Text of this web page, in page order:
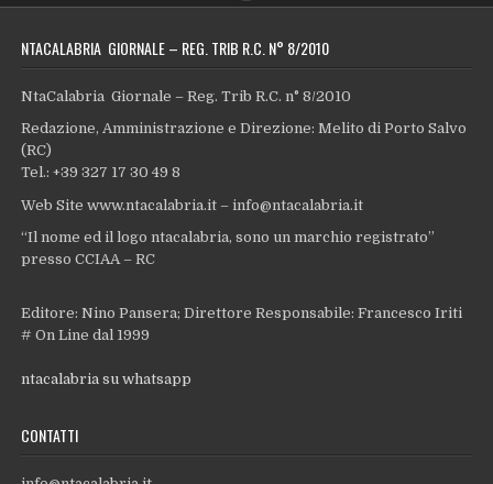
NTACALABRIA GIORNALE – REG. TRIB R.C. N° 8/2010
NtaCalabria Giornale – Reg. Trib R.C. n° 8/2010
Redazione, Amministrazione e Direzione: Melito di Porto Salvo
(RC)
Tel.: +39 327 17 30 49 8
Web Site www.ntacalabria.it – info@ntacalabria.it
“Il nome ed il logo ntacalabria, sono un marchio registrato”
presso CCIAA – RC
Editore: Nino Pansera; Direttore Responsabile: Francesco Iriti
# On Line dal 1999
ntacalabria su whatsapp
CONTATTI